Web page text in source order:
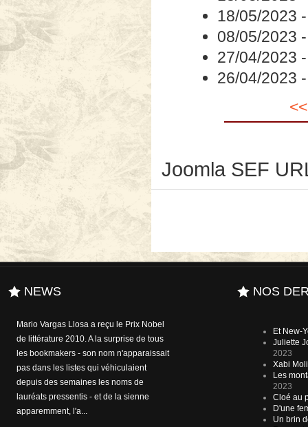
18/05/2023
08/05/2023
27/04/2023
26/04/2023
Joomla SEF
NEWS
Mario Vargas Llosa a reçu le Prix Nobel
de littérature 2010. A la surprise de tous
les bookmakers - son nom n'apparaissait
pas dans les listes qui véhiculaient
depuis des semaines les noms de
lauréats pressentis - et de la sienne
apparemment, l'a...
Ne s'attachant qu'aux si convoités
premiers romans, le jury du prix du
premier roman, qui sera remis le 3
novembre, a publié sa liste de finalistes:
8 français, 5 étrangers. Premiers romans
français Hélène Grémillon, Le confident,
Plon Vict...
NOS
Et New-
Juliette
2023
Xabi
Les
2023
Cloé au
D'une
Un brin